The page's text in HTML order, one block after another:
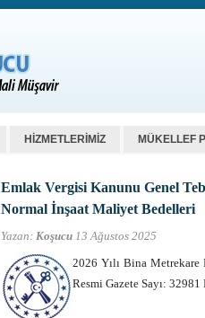
HİZMETLERİMİZ MÜKELLEF
Emlak Vergisi Kanunu Genel
Normal İnşaat Maliyet Bedelleri
Yazan: Koşucu 13 Ağustos 2025
2026 Yılı Bina
Resmi Gazete Sayı: